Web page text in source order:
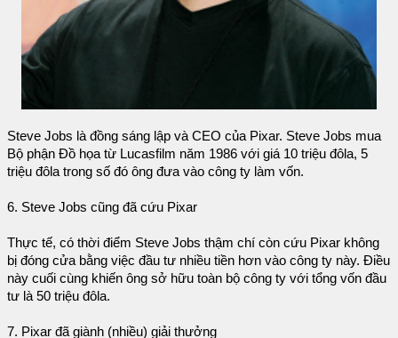
Steve Jobs là đồng sáng lập và CEO của Pixar. Steve Jobs mua
Bộ phận Đồ họa từ Lucasfilm năm 1986 với giá 10 triệu đôla, 5
triệu đôla trong số đó ông đưa vào công ty làm vốn.
6. Steve Jobs cũng đã cứu Pixar
Thực tế, có thời điểm Steve Jobs thậm chí còn cứu Pixar không
bị đóng cửa bằng việc đầu tư nhiều tiền hơn vào công ty này. Điều
này cuối cùng khiến ông sở hữu toàn bộ công ty với tổng vốn đầu
tư là 50 triệu đôla.
7. Pixar đã giành (nhiều) giải thưởng